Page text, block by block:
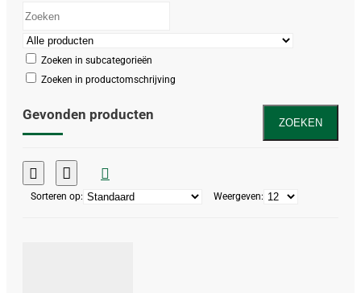
Zoeken in subcategorieën
Zoeken in productomschrijving
ZOEKEN
Gevonden producten
Sorteren op: Weergeven: